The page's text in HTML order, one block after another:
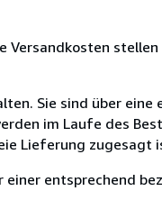
Sie sind über
im Laufe des
Lieferung zugesagt
entsprechend